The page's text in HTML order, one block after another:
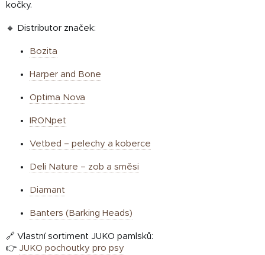
kočky.
🔸 Distributor značek:
Bozita
Harper and Bone
Optima Nova
IRONpet
Vetbed – pelechy a koberce
Deli Nature – zob a směsi
Diamant
Banters (Barking Heads)
🔗 Vlastní sortiment JUKO pamlsků:
👉 JUKO pochoutky pro psy